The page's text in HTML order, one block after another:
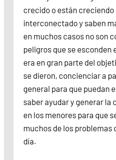
crecido o están creciendo
interconectado y saben
en muchos casos no son
peligros que se esconden
era en gran parte del
se dieron, concienciar a
general para que puedan
saber ayudar y generar
en los menores para que
muchos de los problemas
día.